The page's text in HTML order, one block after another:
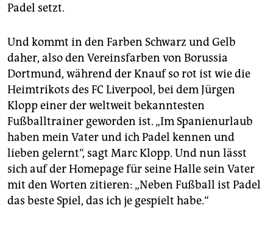
Padel setzt.
Und kommt in den Farben Schwarz und Gelb
daher, also den Vereinsfarben von Borussia
Dortmund, während der Knauf so rot ist wie die
Heim­trikots des FC Liverpool, bei dem Jürgen
Klopp einer der weltweit bekanntesten
Fußballtrainer geworden ist. „Im Spanienurlaub
haben mein Vater und ich Padel kennen und
lieben gelernt“, sagt Marc Klopp. Und nun lässt
sich auf der Homepage für seine Halle sein Vater
mit den Worten zitieren: „Neben Fußball ist Padel
das beste Spiel, das ich je gespielt habe.“